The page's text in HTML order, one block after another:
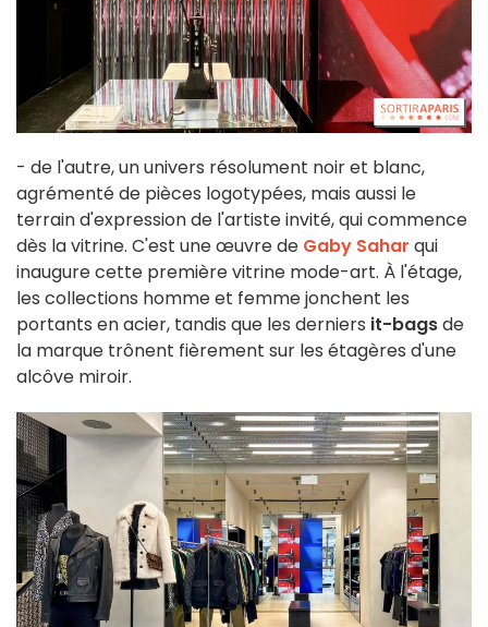
- de l'autre, un univers résolument noir et blanc,
agrémenté de pièces logotypées, mais aussi le
terrain d'expression de l'artiste invité, qui commence
dès la vitrine. C'est une œuvre de Gaby Sahar qui
inaugure cette première vitrine mode-art. À l'étage,
les collections homme et femme jonchent les
portants en acier, tandis que les derniers it-bagsde
la marque trônent fièrement sur les étagères d'une
alcôve miroir.